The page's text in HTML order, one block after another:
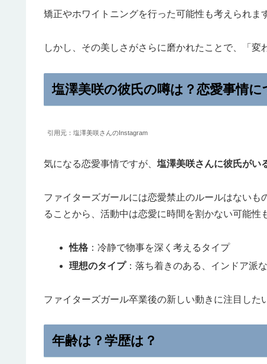
矯正やホワイトニングを行った可能性も考えられま
しかし、その美しさがさらに磨かれたことで、「変
塩澤美咲の彼氏の噂は？恋愛事情に
引用元：塩澤美咲さんのInstagram
気になる恋愛事情ですが、 塩澤美咲さんに彼氏がい
ファイターズガールには恋愛禁止のルールはない
ることから、活動中は恋愛に時間を割かない可能性
性格 ：冷静で物事を深く考えるタイプ
理想のタイプ：落ち着きのある、インドア派
ファイターズガール卒業後の新しい動きに注目した
年齢は？学歴は？